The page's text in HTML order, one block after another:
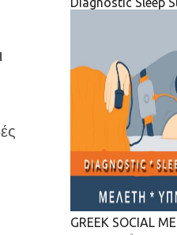
GREEK SOCIAL